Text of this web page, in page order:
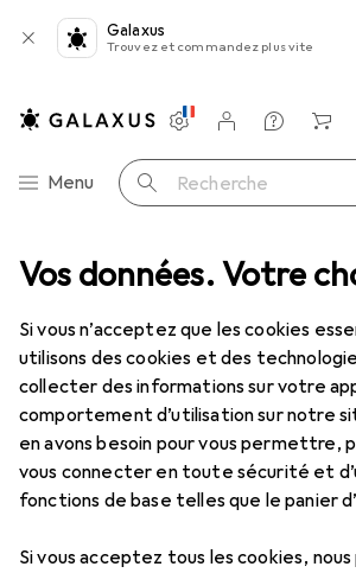
Vos données. Votre
Si vous n’acceptez que les cookies
utilisons des cookies et des
collecter des informations sur votre
comportement d’utilisation sur notre
en avons besoin pour vous permettre,
vous connecter en toute sécurité et
fonctions de base telles que le panier
Si vous acceptez tous les cookies, nous
Galaxus
Trouvez et commandez plus vite
Navigation par catégorie
Menu Recherche
Paramètres
Compte client
Listes de comparaison
Listes d'envies
Panier
Outils de mesure Jbo Tampon
3 images
Jbo Tampon de filetage à
Évaluations Marque